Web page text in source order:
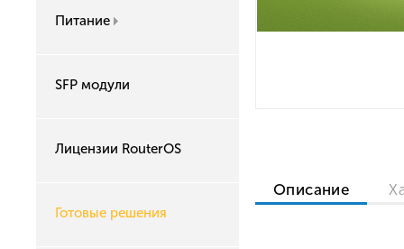
Питание
SFP модули
Лицензии RouterOS
Готовые решения
Описание